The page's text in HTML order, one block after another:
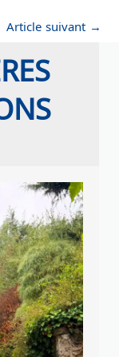
Article suivant →